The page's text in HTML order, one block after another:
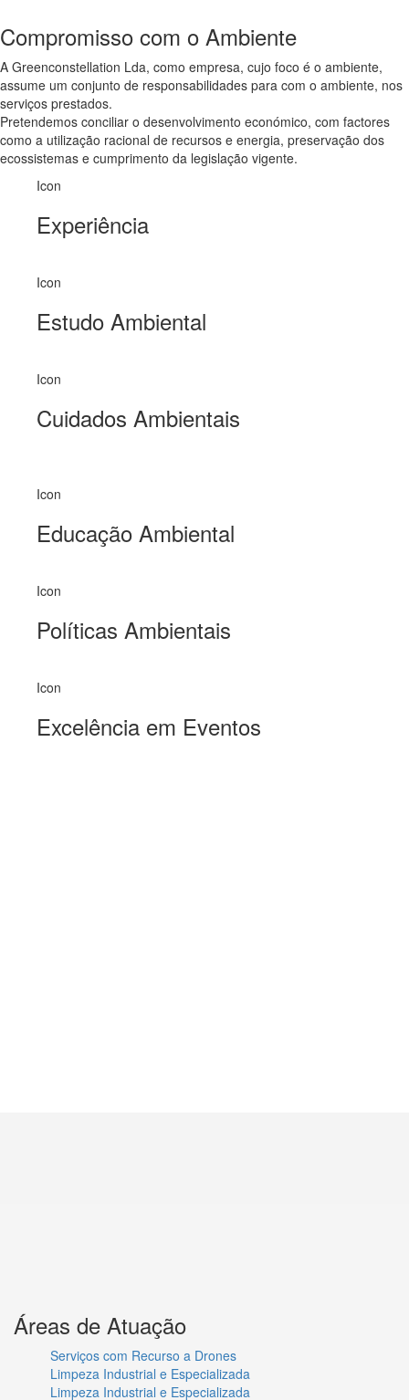
Compromisso com o Ambiente
A Greenconstellation Lda, como empresa, cujo foco é o ambiente,
assume um conjunto de responsabilidades para com o ambiente, nos
serviços prestados.
Pretendemos conciliar o desenvolvimento económico, com factores
como a utilização racional de recursos e energia, preservação dos
ecossistemas e cumprimento da legislação vigente.
Icon
Experiência
Icon
Estudo Ambiental
Icon
Cuidados Ambientais
Icon
Educação Ambiental
Icon
Políticas Ambientais
Icon
Excelência em Eventos
Áreas de Atuação
Serviços com Recurso a Drones
Limpeza Industrial e Especializada
Limpeza Industrial e Especializada